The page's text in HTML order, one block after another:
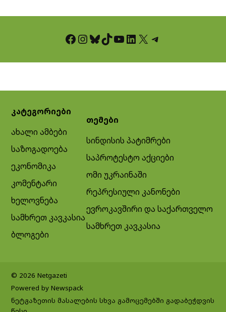
Facebook InstagramBluesky TikTok YouTube LinkedIn X Telegram
კატეგორიები
ახალი ამბები
საზოგადოება
ეკონომიკა
კომენტარი
ხელოვნება
სამხრეთ კავკასია
ბლოგები
თემები
სინდისის პატიმრები
საპროტესტო აქციები
ომი უკრაინაში
რეპრესიული კანონები
ევროკავშირი და საქართველო
სამხრეთ კავკასია
© 2026 Netgazeti
Powered by Newspack
ნეტგაზეთის მასალების სხვა გამოცემებში გადაბეჭდვის